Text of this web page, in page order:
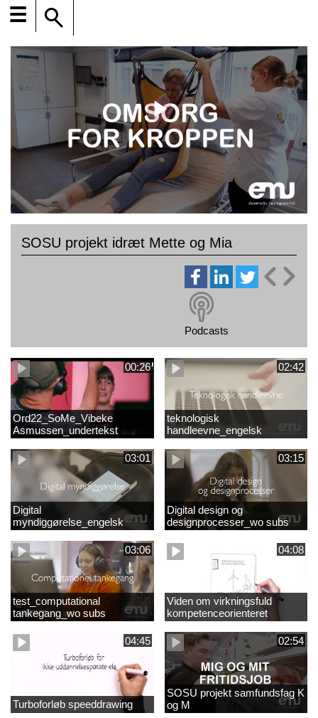
☰
SOSU projekt idræt Mette og Mia
Podcasts
00:26
Ord22_SoMe_Vibeke
Asmussen_undertekst
02:42
teknologisk
handleevne_engelsk
03:01
Digital
myndiggørelse_engelsk
03:15
Digital design og
designprocesser_wo subs
03:06
test_computational
tankegang_wo subs
04:08
Viden om virkningsfuld
kompetenceorienteret
naturfagsundervisning
04:45
Turboforløb speeddrawing
02:54
SOSU projekt samfundsfag K
og M